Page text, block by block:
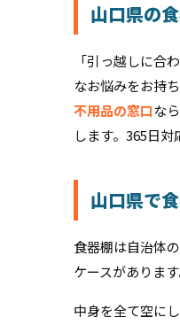
山口県の
「引っ越しに合
なお悩みをお持
不用品の窓口な
します。365日
山口県で
食器棚は自治体
ケースがありま
中身を全て空に